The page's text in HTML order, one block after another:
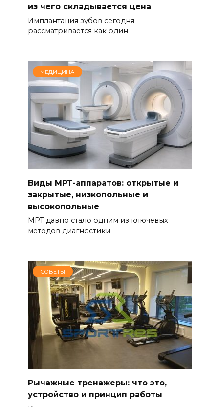
из чего складывается цена
Имплантация зубов сегодня
рассматривается как один
МЕДИЦИНА
Виды МРТ-аппаратов: открытые и
закрытые, низкопольные и
высокопольные
МРТ давно стало одним из ключевых
методов диагностики
СОВЕТЫ
Рычажные тренажеры: что это,
устройство и принцип работы